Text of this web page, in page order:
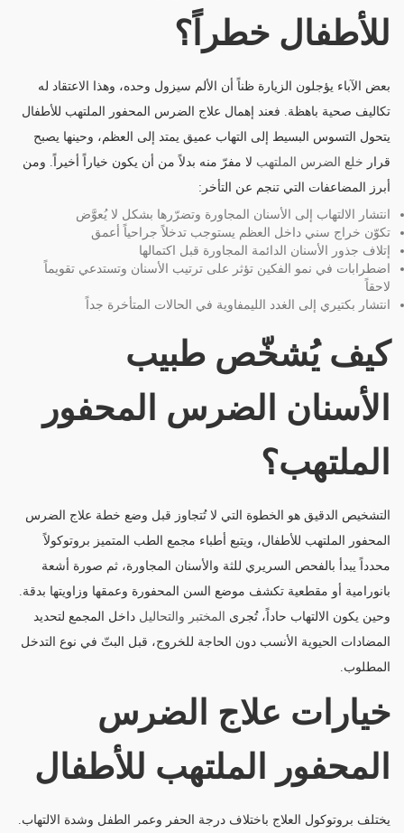
للأطفال خطراً؟
بعض الآباء يؤجلون الزيارة ظناً أن الألم سيزول وحده، وهذا الاعتقاد له
تكاليف صحية باهظة. فعند إهمال علاج الضرس المحفور الملتهب للأطفال
يتحول التسوس البسيط إلى التهاب عميق يمتد إلى العظم، وحينها يصبح
قرار خلع الضرس الملتهب لا مفرّ منه بدلاً من أن يكون خياراً أخيراً. ومن
أبرز المضاعفات التي تنجم عن التأخر:
انتشار الالتهاب إلى الأسنان المجاورة وتضرّرها بشكل لا يُعوَّض
تكوّن خراج سني داخل العظم يستوجب تدخلاً جراحياً أعمق
إتلاف جذور الأسنان الدائمة المجاورة قبل اكتمالها
اضطرابات في نمو الفكين تؤثر على ترتيب الأسنان وتستدعي تقويماً
لاحقاً
انتشار بكتيري إلى الغدد الليمفاوية في الحالات المتأخرة جداً
كيف يُشخّص طبيب
الأسنان الضرس المحفور
الملتهب؟
التشخيص الدقيق هو الخطوة التي لا تُتجاوز قبل وضع خطة علاج الضرس
المحفور الملتهب للأطفال، ويتبع أطباء مجمع الطب المتميز بروتوكولاً
محدداً يبدأ بالفحص السريري للثة والأسنان المجاورة، ثم صورة أشعة
بانورامية أو مقطعية تكشف موضع السن المحفورة وعمقها وزاويتها بدقة.
وحين يكون الالتهاب حاداً، تُجرى
المختبر والتحاليل داخل المجمع لتحديد
المضادات الحيوية الأنسب دون الحاجة للخروج، قبل البتّ في نوع التدخل
المطلوب.
خيارات علاج الضرس
المحفور الملتهب للأطفال
يختلف بروتوكول العلاج باختلاف درجة الحفر وعمر الطفل وشدة الالتهاب.